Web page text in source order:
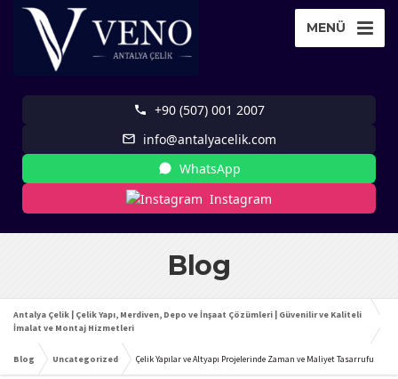
MENÜ
+90 (507) 001 2007
info@antalyacelik.com
WhatsApp
Instagram
Blog
Antalya Çelik | Çelik Yapı, Merdiven, Depo ve İnşaat Çözümleri | Güvenilir ve Kaliteli
İmalat ve Montaj Hizmetleri
Blog Uncategorized Çelik Yapılar ve Altyapı Projelerinde Zaman ve Maliyet Tasarrufu